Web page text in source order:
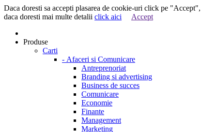
Daca doresti sa accepti plasarea de cookie-uri click pe "Accept",
daca doresti mai multe detalii click aici Accept
Produse
Carti
- Afaceri si Comunicare
Antreprenoriat
Branding si advertising
Business de succes
Comunicare
Economie
Finante
Management
Marketing